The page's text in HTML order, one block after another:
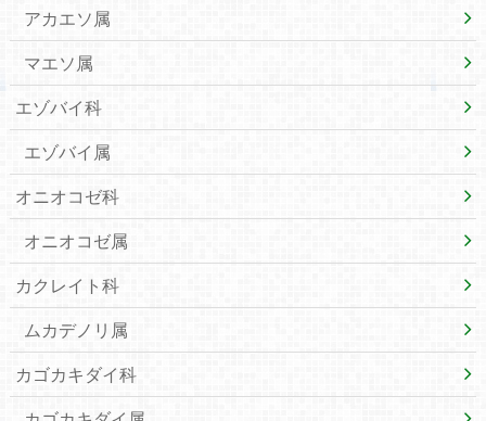
アカエソ属
マエソ属
エゾバイ科
エゾバイ属
オニオコゼ科
オニオコゼ属
カクレイト科
ムカデノリ属
カゴカキダイ科